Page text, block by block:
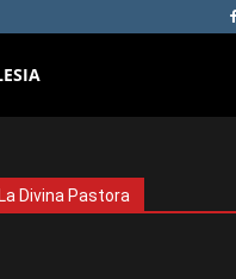
La Divina Pastora